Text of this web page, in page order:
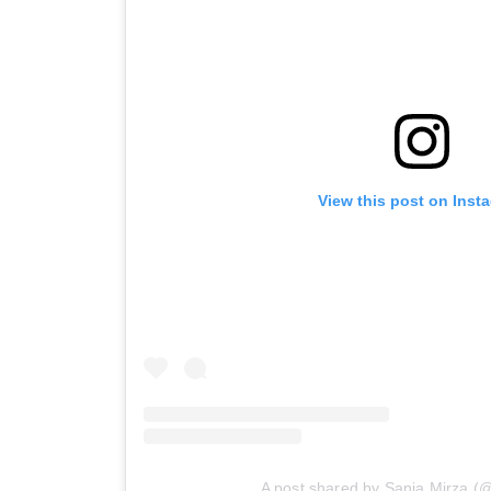
View this post on
A post shared by Sania Mirza